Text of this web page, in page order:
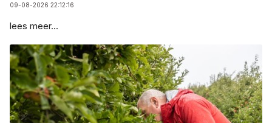
09-08-2026 22:12:16
lees meer...